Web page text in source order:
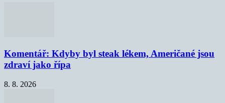
Komentář: Kdyby byl steak lékem, Američané jsou
zdraví jako řípa
8. 8. 2026